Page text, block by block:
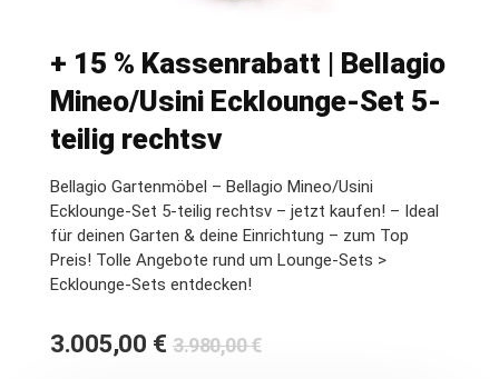
+ 15 % Kassenrabatt | Bellagio
Mineo/Usini Ecklounge-Set 5-
teilig rechtsv
Bellagio Gartenmöbel – Bellagio Mineo/Usini
Ecklounge-Set 5-teilig rechtsv – jetzt kaufen! – Ideal
für deinen Garten & deine Einrichtung – zum Top
Preis! Tolle Angebote rund um Lounge-Sets >
Ecklounge-Sets entdecken!
3.980,00€Ursprünglicher
3.005,00 €
Aktueller